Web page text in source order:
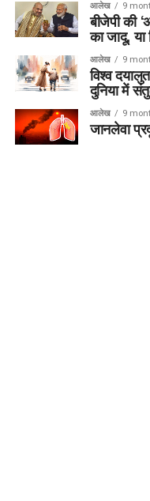
आलेख 9
बीजेपी की
का जादू,
आलेख 9
विश्व
दुनिया में
आलेख 9
जानलेवा